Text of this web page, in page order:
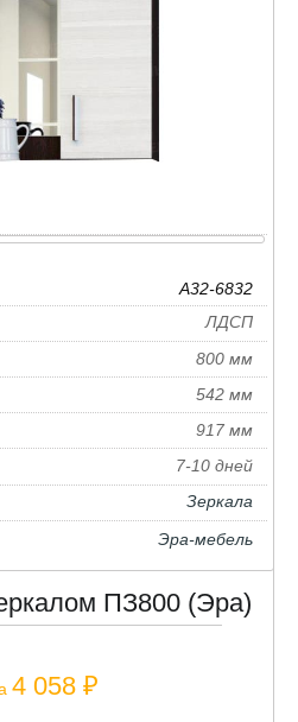
A32-6832
ЛДСП
800 мм
542 мм
917 мм
7-10 дней
Зеркала
Эра-мебель
ПЗ800 (Эра)
4 058 ₽